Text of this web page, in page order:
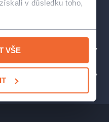
v důsledku toho,
VŠE
její vnuk), Jan Večeřa
Ptáčková), Markéta
(Jarmilka),
Mrázik (Ředitel), Pavel Nový